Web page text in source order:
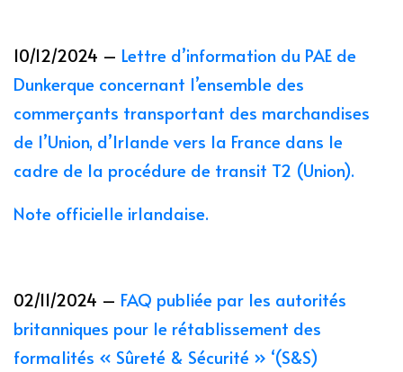
10/12/2024 – Lettre d’information du PAE de
Dunkerque concernant l’ensemble des
commerçants transportant des marchandises
de l’Union, d’Irlande vers la France dans le
cadre de la procédure de transit T2 (Union).
Note officielle irlandaise.
02/11/2024 – FAQ publiée par les autorités
britanniques pour le rétablissement des
formalités « Sûreté & Sécurité » ‘(S&S)